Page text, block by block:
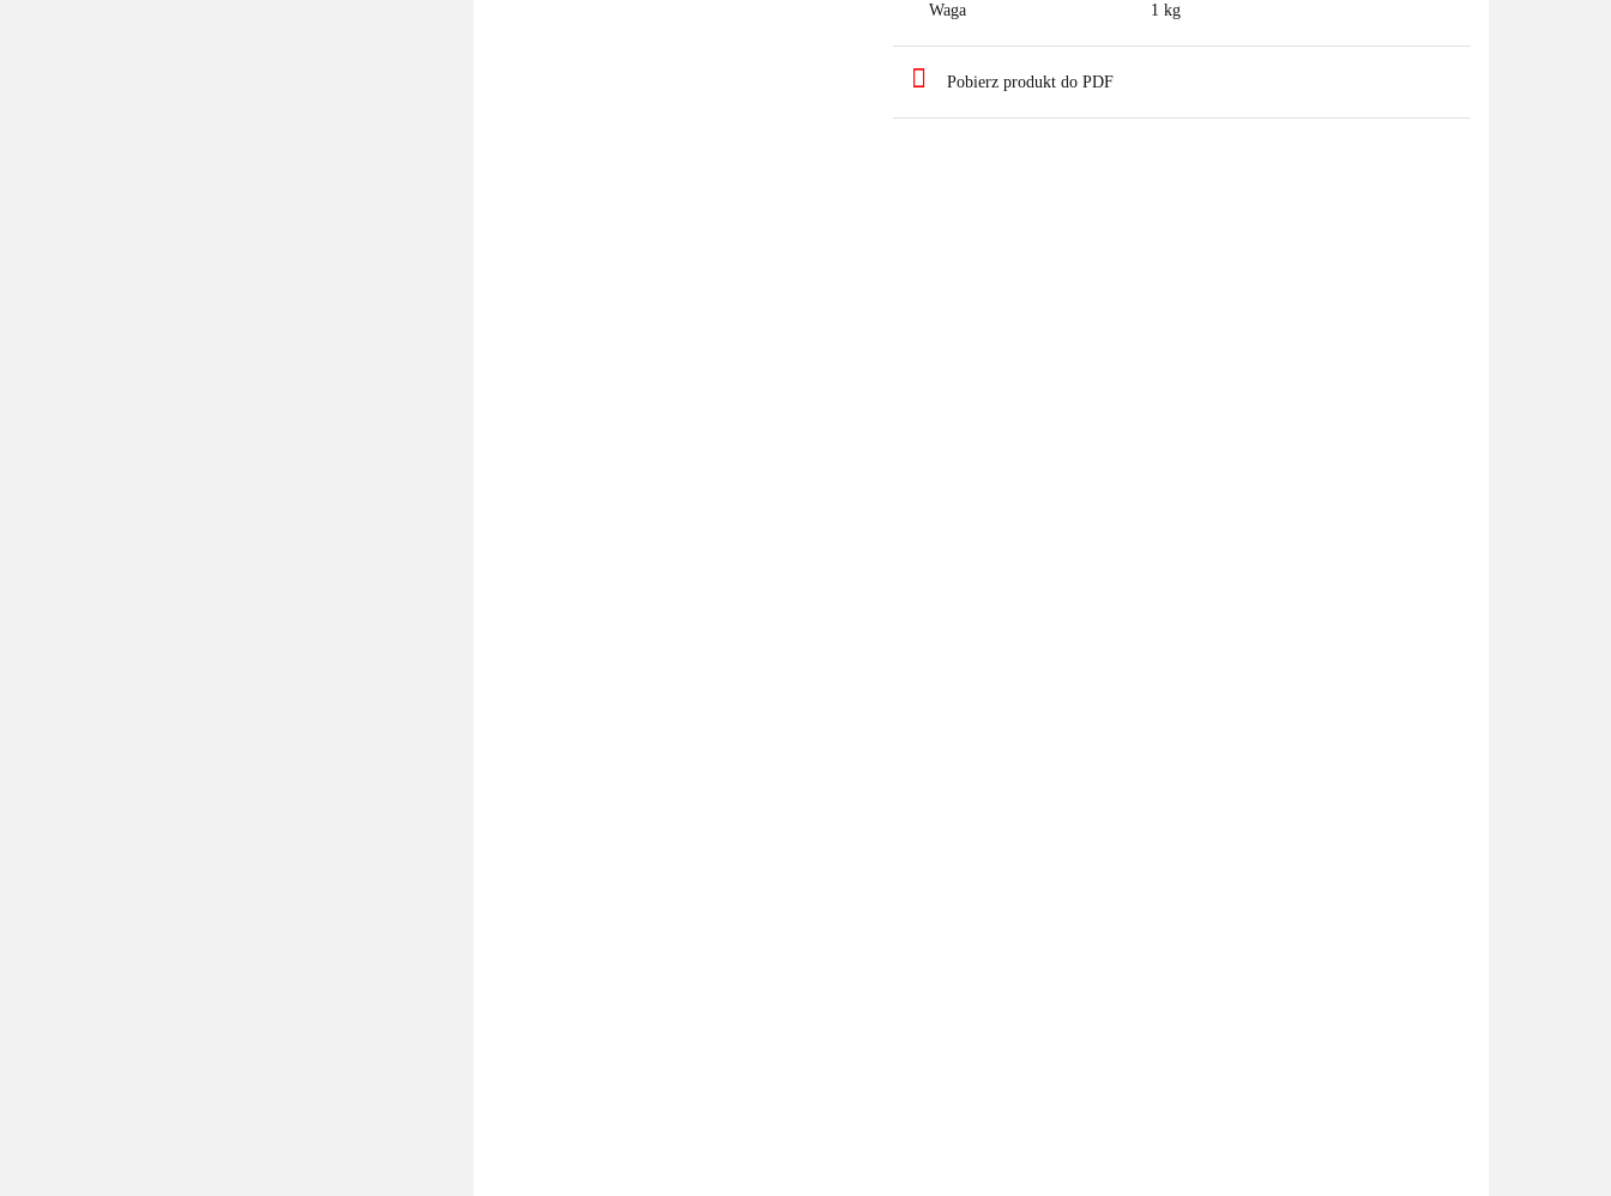
Waga 1 kg
Pobierz produkt do PDF